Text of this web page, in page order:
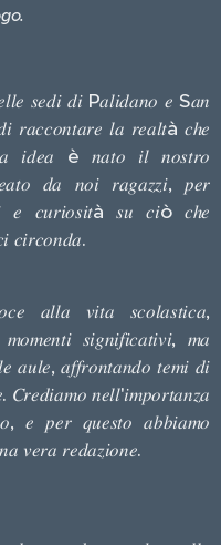
𝑠𝑒𝑑𝑖 𝑑𝑖 P𝑎𝑙𝑖𝑑𝑎𝑛𝑜 𝑒 S𝑎𝑛
𝑟𝑎𝑐𝑐𝑜𝑛𝑡𝑎𝑟𝑒 𝑙𝑎 𝑟𝑒𝑎𝑙𝑡à 𝑐ℎ𝑒
𝑖𝑑𝑒𝑎 è 𝑛𝑎𝑡𝑜 𝑖𝑙 𝑛𝑜𝑠𝑡𝑟𝑜
𝑑𝑎 𝑛𝑜𝑖 𝑟𝑎𝑔𝑎𝑧𝑧𝑖, 𝑝𝑒𝑟
𝑒 𝑐𝑢𝑟𝑖𝑜𝑠𝑖𝑡à 𝑠𝑢 𝑐𝑖ò 𝑐ℎ𝑒
𝑐𝑖𝑟𝑐𝑜𝑛𝑑𝑎.
𝑎𝑙𝑙𝑎 𝑣𝑖𝑡𝑎 𝑠𝑐𝑜𝑙𝑎𝑠𝑡𝑖𝑐𝑎,
𝑠𝑖𝑔𝑛𝑖𝑓𝑖𝑐𝑎𝑡𝑖𝑣𝑖, 𝑚𝑎
𝑎𝑢𝑙𝑒, 𝑎𝑓𝑓𝑟𝑜𝑛𝑡𝑎𝑛𝑑𝑜 𝑡𝑒𝑚𝑖 𝑑𝑖
𝐶𝑟𝑒𝑑𝑖𝑎𝑚𝑜 𝑛𝑒𝑙𝑙'𝑖𝑚𝑝𝑜𝑟𝑡𝑎𝑛𝑧𝑎
𝑒 𝑝𝑒𝑟 𝑞𝑢𝑒𝑠𝑡𝑜 𝑎𝑏𝑏𝑖𝑎𝑚𝑜
𝑣𝑒𝑟𝑎 𝑟𝑒𝑑𝑎𝑧𝑖𝑜𝑛𝑒.